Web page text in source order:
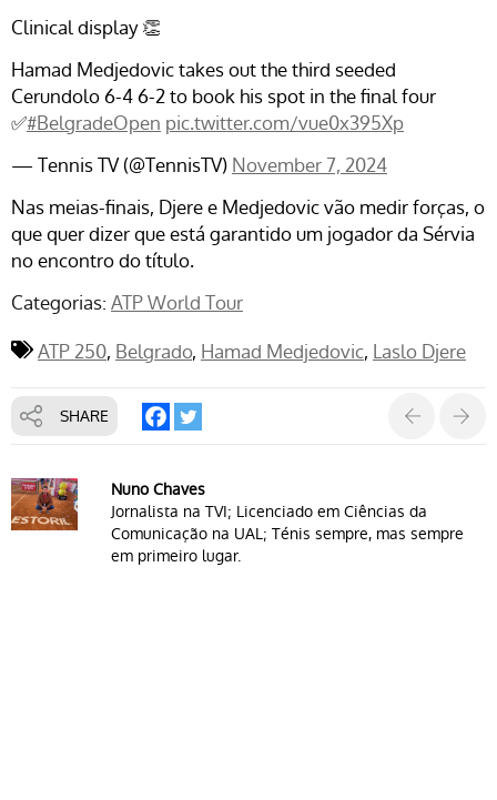
Clinical display 👏
Hamad Medjedovic takes out the third seeded
Cerundolo 6-4 6-2 to book his spot in the final four
✅#BelgradeOpen pic.twitter.com/vue0x395Xp
— Tennis TV (@TennisTV) November 7, 2024
Nas meias-finais, Djere e Medjedovic vão medir forças, o
que quer dizer que está garantido um jogador da Sérvia
no encontro do título.
Categorias: ATP World Tour
ATP 250 Belgrado Hamad Medjedovic Laslo Djere
SHARE
Nuno Chaves
Jornalista na TVI; Licenciado em Ciências da
Comunicação na UAL; Ténis sempre, mas sempre
em primeiro lugar.